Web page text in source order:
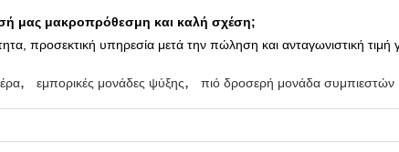
μας μακροπρόθεσμη και καλή σχέση;
προσεκτική υπηρεσία μετά την πώληση και ανταγωνιστική
, εμπορικές μονάδες ψύξης, πιό δροσερή μονάδα συμπιεστών